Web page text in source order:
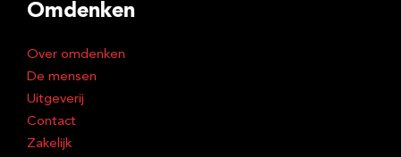
Omdenken
Over omdenken
De mensen
Uitgeverij
Contact
Zakelijk